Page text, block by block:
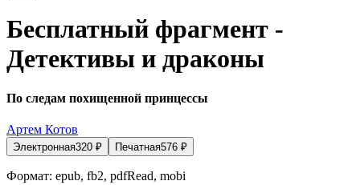
Бесплатный фрагмент -
Детективы и драконы
По следам похищенной принцессы
Артем Котов
Электронная320 ₽ Печатная576 ₽
Формат: epub, fb2, pdfRead, mobi